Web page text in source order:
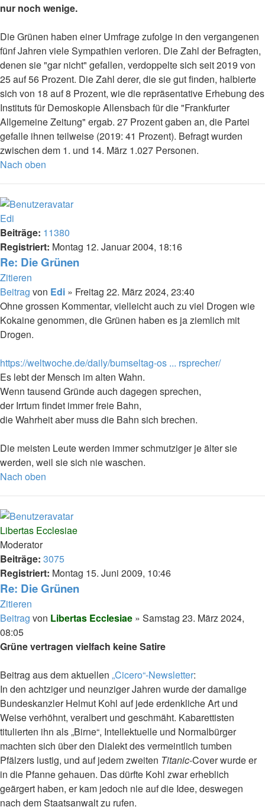
nur noch wenige.
Die Grünen haben einer Umfrage zufolge in den vergangenen
fünf Jahren viele Sympathien verloren. Die Zahl der Befragten,
denen sie "gar nicht" gefallen, verdoppelte sich seit 2019 von
25 auf 56 Prozent. Die Zahl derer, die sie gut finden, halbierte
sich von 18 auf 8 Prozent, wie die repräsentative Erhebung des
Instituts für Demoskopie Allensbach für die "Frankfurter
Allgemeine Zeitung" ergab. 27 Prozent gaben an, die Partei
gefalle ihnen teilweise (2019: 41 Prozent). Befragt wurden
zwischen dem 1. und 14. März 1.027 Personen.
Nach oben
Edi
Beiträge: 11380
Registriert: Montag 12. Januar 2004, 18:16
Re: Die Grünen
Zitieren
Beitrag von Edi » Freitag 22. März 2024, 23:40
Ohne grossen Kommentar, vielleicht auch zu viel Drogen wie
Kokaine genommen, die Grünen haben es ja ziemlich mit
Drogen.
https://weltwoche.de/daily/bumseltag-os ... rsprecher/
Es lebt der Mensch im alten Wahn.
Wenn tausend Gründe auch dagegen sprechen,
der Irrtum findet immer freie Bahn,
die Wahrheit aber muss die Bahn sich brechen.
Die meisten Leute werden immer schmutziger je älter sie
werden, weil sie sich nie waschen.
Nach oben
Libertas Ecclesiae
Moderator
Beiträge: 3075
Registriert: Montag 15. Juni 2009, 10:46
Re: Die Grünen
Zitieren
Beitrag von Libertas Ecclesiae » Samstag 23. März 2024,
08:05
Grüne vertragen vielfach keine Satire
Beitrag aus dem aktuellen „Cicero“-Newsletter:
In den achtziger und neunziger Jahren wurde der damalige
Bundeskanzler Helmut Kohl auf jede erdenkliche Art und
Weise verhöhnt, veralbert und geschmäht. Kabarettisten
titulierten ihn als „Birne“, Intellektuelle und Normalbürger
machten sich über den Dialekt des vermeintlich tumben
Pfälzers lustig, und auf jedem zweiten Titanic-Cover wurde er
in die Pfanne gehauen. Das dürfte Kohl zwar erheblich
geärgert haben, er kam jedoch nie auf die Idee, deswegen
nach dem Staatsanwalt zu rufen.